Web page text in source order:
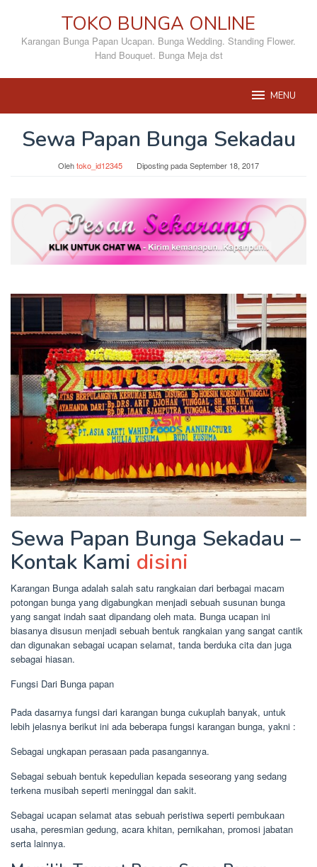
konten
TOKO BUNGA ONLINE
Karangan Bunga Papan Ucapan. Bunga Wedding. Standing Flower.
Hand Bouquet. Bunga Meja dst
MENU
Sewa Papan Bunga Sekadau
Olehtoko_id12345 Diposting padaSeptember 18, 2017
Sewa Papan Bunga Sekadau –
Kontak Kami disini
Karangan Bunga adalah salah satu rangkaian dari berbagai macam
potongan bunga yang digabungkan menjadi sebuah susunan bunga
yang sangat indah saat dipandang oleh mata. Bunga ucapan ini
biasanya disusun menjadi sebuah bentuk rangkaian yang sangat cantik
dan digunakan sebagai ucapan selamat, tanda berduka cita dan juga
sebagai hiasan.
Fungsi Dari Bunga papan
Pada dasarnya fungsi dari karangan bunga cukuplah banyak, untuk
lebih jelasnya berikut ini ada beberapa fungsi karangan bunga, yakni :
Sebagai ungkapan perasaan pada pasangannya.
Sebagai sebuah bentuk kepedulian kepada seseorang yang sedang
terkena musibah seperti meninggal dan sakit.
Sebagai ucapan selamat atas sebuah peristiwa seperti pembukaan
usaha, peresmian gedung, acara khitan, pernikahan, promosi jabatan
serta lainnya.